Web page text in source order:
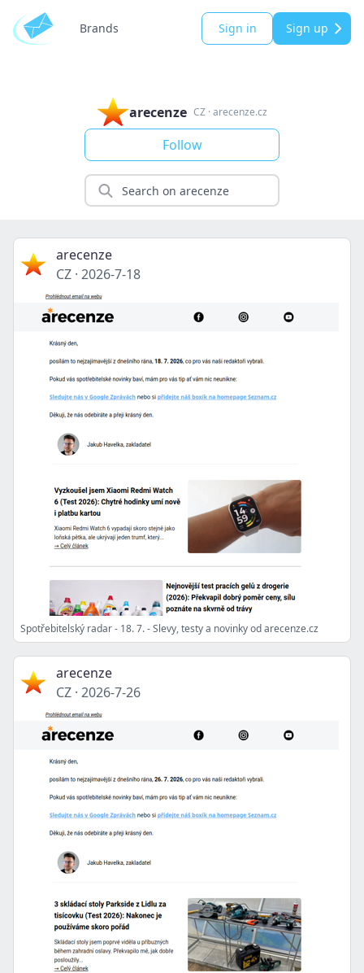
Brands Sign in Sign up
arecenze CZ ·arecenze.cz
Follow
arecenze
CZ · 2026-7-18
Spotřebitelský radar - 18. 7. - Slevy, testy a novinky od arecenze.cz
arecenze
CZ · 2026-7-26